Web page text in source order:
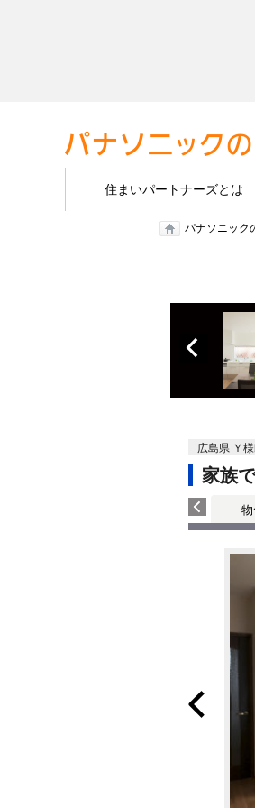
住まいパートナーズとは
パナソニック
広島県 Ｙ
家族